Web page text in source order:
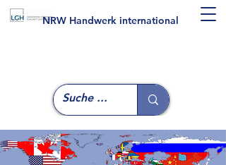
NRW Handwerk international